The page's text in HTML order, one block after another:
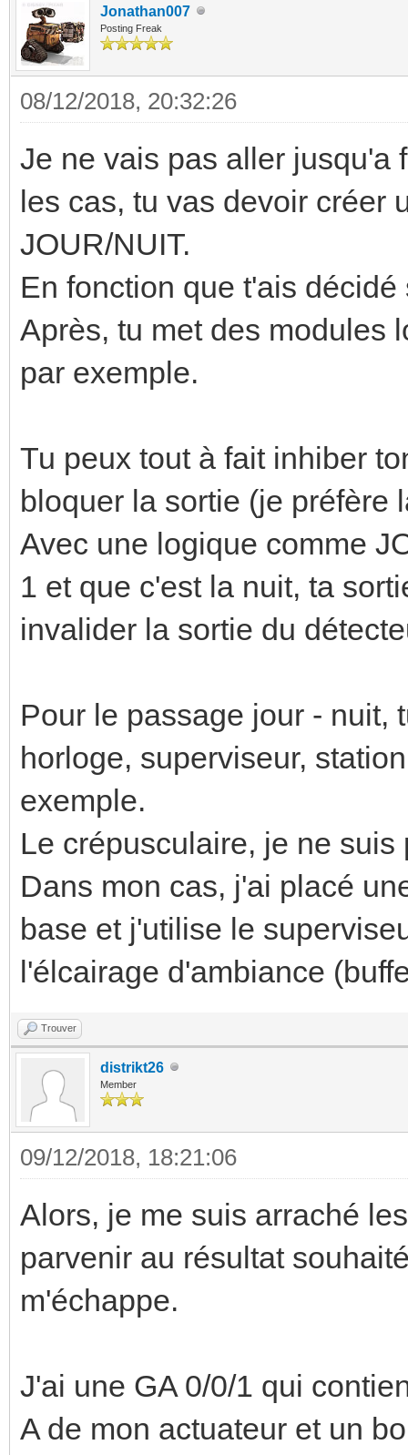
Jonathan007
Posting Freak
08/12/2018, 20:32:26
Je ne vais pas aller jusqu'a
les cas, tu vas devoir créer
JOUR/NUIT.
En fonction que t'ais
Après, tu met des modules
par exemple.
Tu peux tout à fait inhiber
bloquer la sortie (je préfère
Avec une logique comme
1 et que c'est la nuit, ta
invalider la sortie du
Pour le passage jour - nuit,
horloge, superviseur,
exemple.
Le crépusculaire, je ne suis
Dans mon cas, j'ai placé
base et j'utilise le
l'élcairage d'ambiance
Trouver
distrikt26
Member
09/12/2018, 18:21:06
Alors, je me suis arraché
parvenir au résultat
m'échappe.
J'ai une GA 0/0/1 qui
A de mon actuateur et un